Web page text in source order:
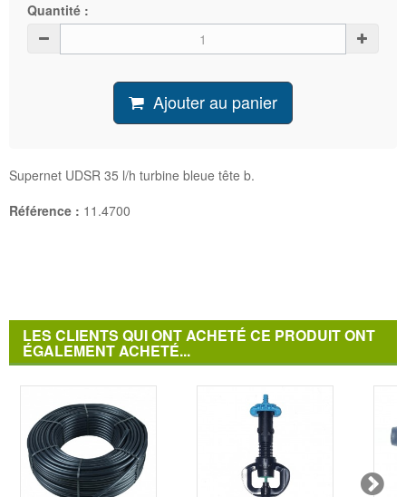
Quantité :
Ajouter au panier
Supernet UDSR 35 l/h turbine bleue tête b.
Référence : 11.4700
LES CLIENTS QUI ONT ACHETÉ CE PRODUIT ONT
ÉGALEMENT ACHETÉ...